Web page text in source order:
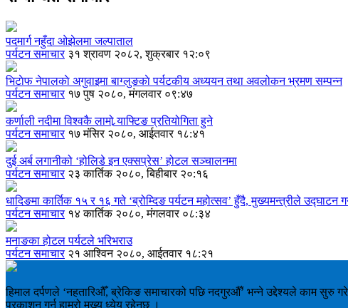
पदमार्ग नहुँदा ओझेलमा जल्पाताल
पर्यटन समाचार ३१ श्रावण २०८२, शुक्रबार १२:०९
भिटाेफ नेपालकाे अगुवाइमा बाग्लुङकाे पर्यटकीय अध्ययन तथा अवलोकन भ्रमण सम्पन्न
पर्यटन समाचार १७ पुष २०८०, मंगलवार ०९:४७
कर्णाली नदीमा विश्वकै लामो र्‍याफ्टिङ प्रतियोगिता हुने
पर्यटन समाचार १७ मंसिर २०८०, आईतवार १८:४१
दुई अर्ब लगानीको ‘होलिडे इन एक्सप्रेस’ होटल सञ्चालनमा
पर्यटन समाचार २३ कार्तिक २०८०, बिहीबार २०:१६
धादिङमा कार्तिक १५ र १६ गते ‘ब्रोम्दिङ पर्यटन महोत्सव’ हुँदै, मुख्यमन्त्रीले उद्घाटन
पर्यटन समाचार १४ कार्तिक २०८०, मंगलवार ०८:३४
मनाङका होटल पर्यटले भरिभराउ
पर्यटन समाचार २१ आश्विन २०८०, आईतवार १८:२१
हिमाल दर्पणले ‘नहतारिऔँ, ब्रेकिङ समाचारको पछि नदगुरऔँ’ भन्ने उद्देश्यले काम सुरु
प्रकाशन गर्नु हाम्रो मुख्य ध्येय रहेनछ ।